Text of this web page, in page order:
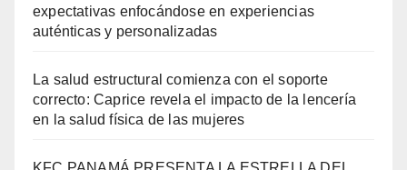
expectativas enfocándose en experiencias
auténticas y personalizadas
La salud estructural comienza con el soporte
correcto: Caprice revela el impacto de la lencería
en la salud física de las mujeres